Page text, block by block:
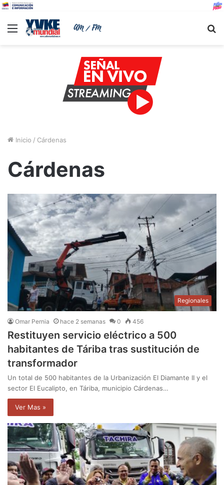
Menu
Inicio / Cárdenas
Cárdenas
Regionales
Omar Pernia hace 2 semanas 0 456
Restituyen servicio eléctrico a 500
habitantes de Táriba tras sustitución de
transformador
Un total de 500 habitantes de la Urbanización El Diamante II y el
sector El Eucalipto, en Táriba, municipio Cárdenas…
Ver Mas »